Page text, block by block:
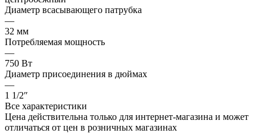
Диаметр всасывающего патрубка
—
32 мм
Потребляемая мощность
—
750 Вт
Диаметр присоединения в дюймах
—
1 1/2″
Все характеристики
Цена действительна только для интернет-магазина и может
отличаться от цен в розничных магазинах